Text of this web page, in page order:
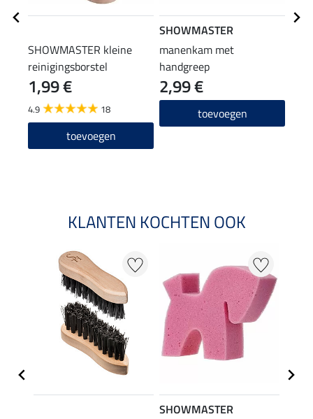
SHOWMASTER kleine
reinigingsborstel
1,99 €
4.9 18
toevoegen
SHOWMASTER
manenkam met
handgreep
2,99 €
toevoegen
KLANTEN KOCHTEN OOK
SHOWMASTER